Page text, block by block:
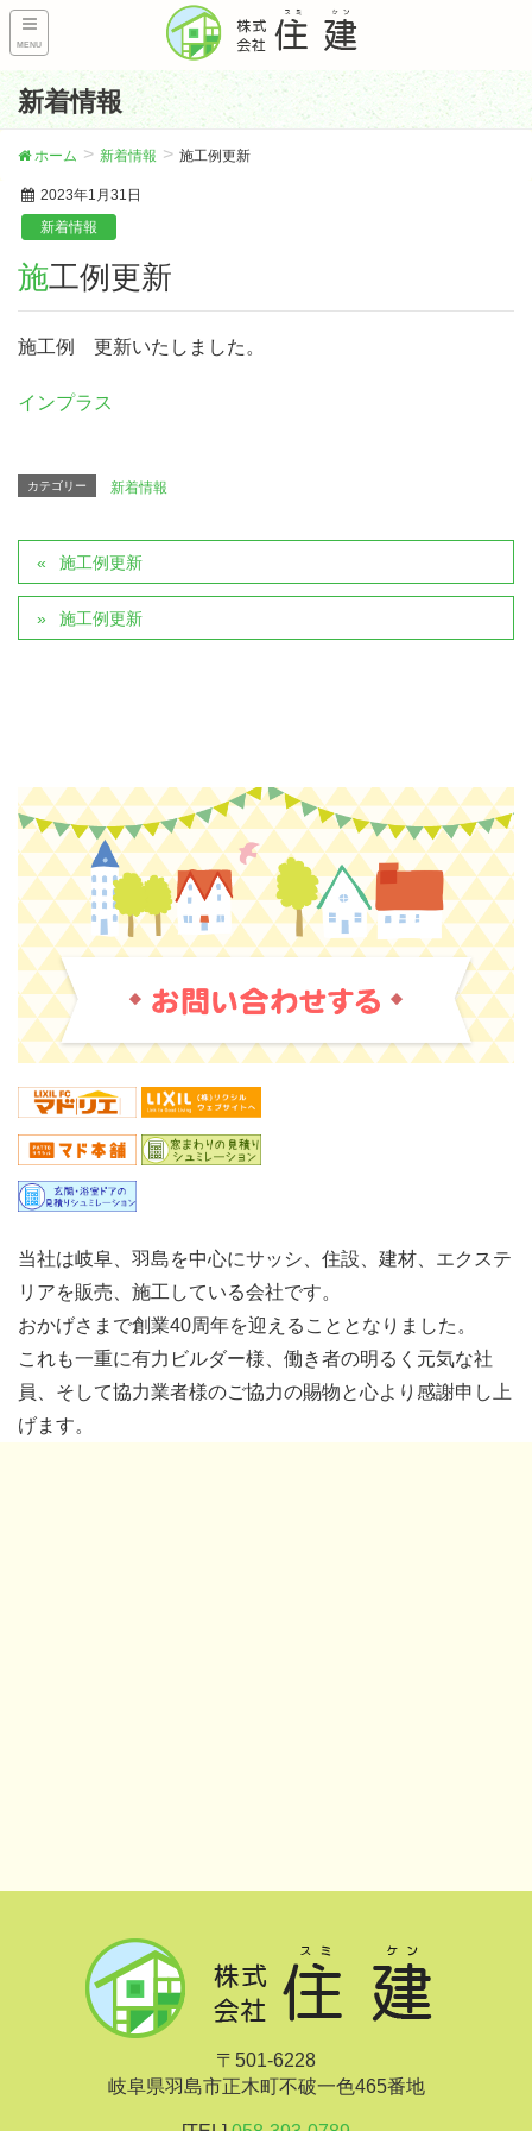
MENU
新着情報
ホーム 新着情報 施工例更新
2023年1月31日
新着情報
施工例更新
施工例 更新いたしました。
インプラス
カテゴリー 新着情報
施工例更新
施工例更新
当社は岐阜、羽島を中心にサッシ、住設、建材、エクステ
リアを販売、施工している会社です。
おかげさまで創業40周年を迎えることとなりました。
これも一重に有力ビルダー様、働き者の明るく元気な社
員、そして協力業者様のご協力の賜物と心より感謝申し上
げます。
〒501-6228
岐阜県羽島市正木町不破一色465番地